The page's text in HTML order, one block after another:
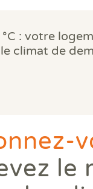
°C : votre
climat de
le